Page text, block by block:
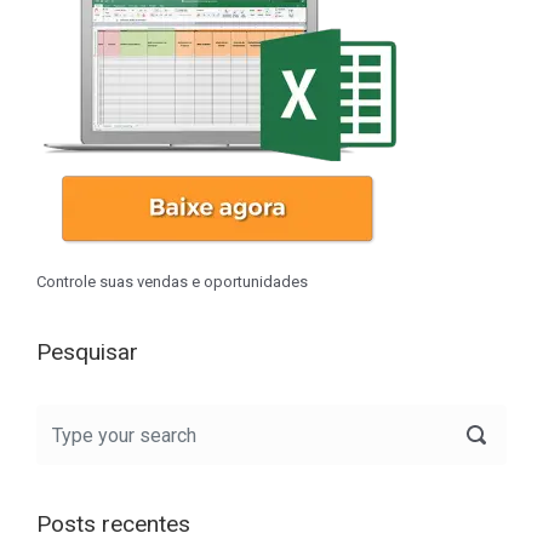
Controle suas vendas e oportunidades
Pesquisar
Posts recentes